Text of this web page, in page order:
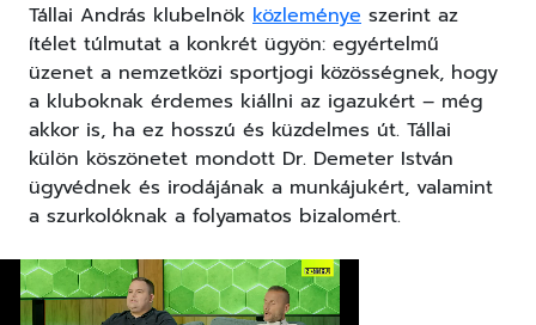
Tállai András klubelnök közleménye szerint az
ítélet túlmutat a konkrét ügyön: egyértelmű
üzenet a nemzetközi sportjogi közösségnek, hogy
a kluboknak érdemes kiállni az igazukért – még
akkor is, ha ez hosszú és küzdelmes út. Tállai
külön köszönetet mondott Dr. Demeter István
ügyvédnek és irodájának a munkájukért, valamint
a szurkolóknak a folyamatos bizalomért.